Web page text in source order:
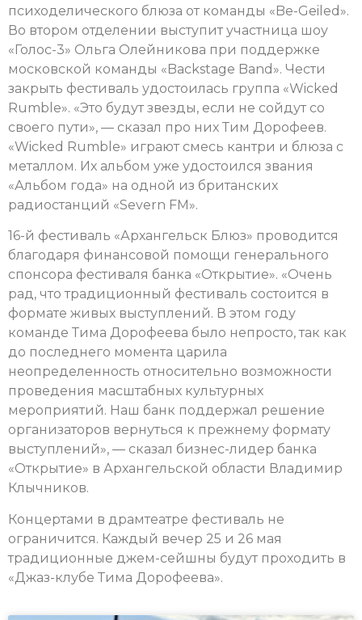
психоделического блюза от команды «Be-Geiled».
Во втором отделении выступит участница шоу
«Голос-3» Ольга Олейникова при поддержке
московской команды «Backstage Band». Чести
закрыть фестиваль удостоилась группа «Wicked
Rumble». «Это будут звезды, если не сойдут со
своего пути», — сказал про них Тим Дорофеев.
«Wicked Rumble» играют смесь кантри и блюза с
металлом. Их альбом уже удостоился звания
«Альбом года» на одной из британских
радиостанций «Severn FM».
16-й фестиваль «Архангельск Блюз» проводится
благодаря финансовой помощи генерального
спонсора фестиваля банка «Открытие». «Очень
рад, что традиционный фестиваль состоится в
формате живых выступлений. В этом году
команде Тима Дорофеева было непросто, так как
до последнего момента царила
неопределенность относительно возможности
проведения масштабных культурных
мероприятий. Наш банк поддержал решение
организаторов вернуться к прежнему формату
выступлений», — сказал бизнес-лидер банка
«Открытие» в Архангельской области Владимир
Клычников.
Концертами в драмтеатре фестиваль не
ограничится. Каждый вечер 25 и 26 мая
традиционные джем-сейшны будут проходить в
«Джаз-клубе Тима Дорофеева».